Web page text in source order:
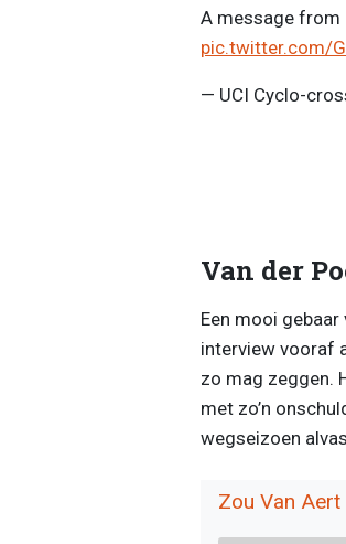
A message from
pic.twitter.com/
— UCI Cyclo-
Van der
Een mooi
interview vooraf
zo mag zeggen.
met zo’n
wegseizoen
Zou Van